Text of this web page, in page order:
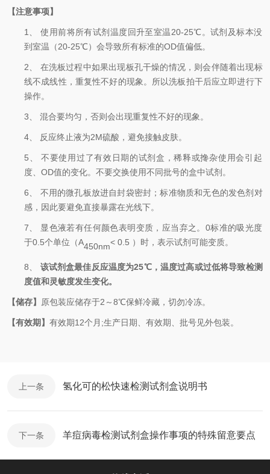
【注意事项】
1、使用前将所有试剂温度回升至室温20-25℃。试剂及标本没
到室温（20-25℃）会导致所有标准的OD值偏低。
2、 在洗板过程中如果出现板孔干燥的情况，则会伴随着出现标
线不成线性，重复性不好的现象。所以洗板拍干后应立即进行下
操作。
3、 混合要均匀，否则会出现重复性不好的现象。
4、 反应终止液为2M硫酸，避免接触皮肤。
5、不要使用过了有效日期的试剂盒，稀释或搀杂使用会引起
度、 OD值的变化。不要交换使用不同批号的盒中试剂。
6、 不用的微孔板放进自封袋密封；标准物质和无色的发色剂对
感，因此要避免直接暴露在光线下。
7、 显色液若有任何颜色表明变质，应当弃之。 0标准的吸光度
于0.5个单位（A450nm< 0.5 ）时 ，表示试剂可能变质。
8、 该试剂盒最佳反应温度为25℃，温度过高或过低将导致检测
度值和灵敏度发生变化。
【储存】 原包装应储存于2 ～8℃保鲜冷藏， 切勿冷冻。
【有效期】 有效期12个月 ;生产日期、有效期、批号见外包装。
上一条 氢化可的松快速检测试剂盒说明书
下一条 羊痘病毒检测试剂盒操作事项的特殊留意要点